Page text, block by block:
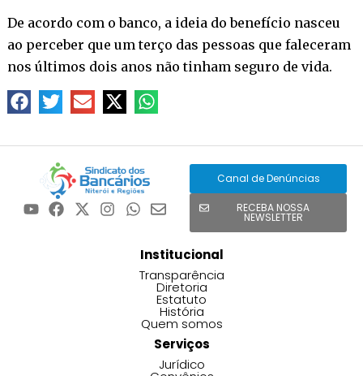
De acordo com o banco, a ideia do benefício nasceu
ao perceber que um terço das pessoas que faleceram
nos últimos dois anos não tinham seguro de vida.
Canal de Denúncias
RECEBA NOSSA
NEWSLETTER
Institucional
Transparência
Diretoria
Estatuto
História
Quem somos
Serviços
Jurídico